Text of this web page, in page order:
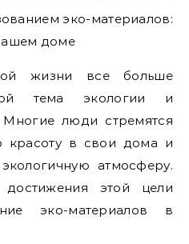
эко-материалов:
доме
жизни все больше
тема экологии и
люди стремятся
красоту в свои дома и
атмосферу.
этой цели
эко-материалов в